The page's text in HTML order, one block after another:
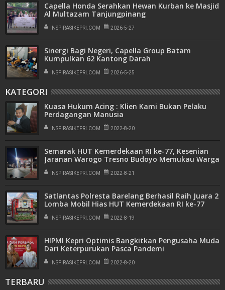
Capella Honda Serahkan Hewan Kurban ke Masjid
Al Multazam Tanjungpinang
INSPIRASIKEPRI.COM 2026-5-27
Sinergi Bagi Negeri, Capella Group Batam
Kumpulkan 62 Kantong Darah
INSPIRASIKEPRI.COM 2026-5-25
KATEGORI
Kuasa Hukum Acing : Klien Kami Bukan Pelaku
Perdagangan Manusia
INSPIRASIKEPRI.COM 2022-8-20
Semarak HUT Kemerdekaan RI ke-77, Kesenian
Jaranan Warogo Tresno Budoyo Memukau Warga
INSPIRASIKEPRI.COM 2022-8-21
Satlantas Polresta Barelang Berhasil Raih Juara 2
Lomba Mobil Hias HUT Kemerdekaan RI ke-77
INSPIRASIKEPRI.COM 2022-8-19
HIPMI Kepri Optimis Bangkitkan Pengusaha Muda
Dari Keterpurukan Pasca Pandemi
INSPIRASIKEPRI.COM 2022-8-20
TERBARU